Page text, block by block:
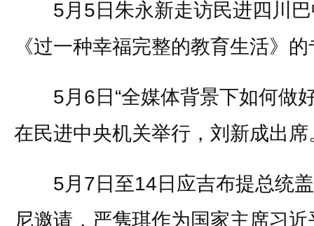
5月5日朱永新走访民进四川巴
《过一种幸福完整的教育生活》
5月6日“全媒体背景下如何做好
在民进中央机关举行，刘新成出席
5月7日至14日应吉布提总统盖
尼邀请，严隽琪作为国家主席习